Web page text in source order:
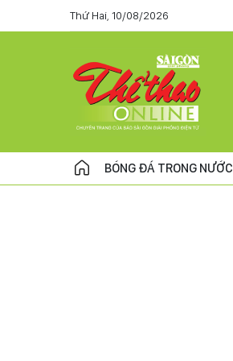
Thứ Hai, 10/08/2026
BÓNG ĐÁ TRONG NƯỚC